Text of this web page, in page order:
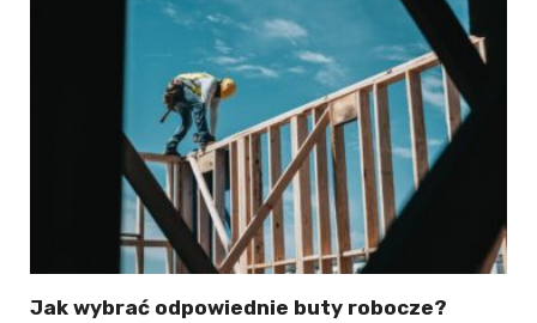
Jak wybrać odpowiednie buty robocze?